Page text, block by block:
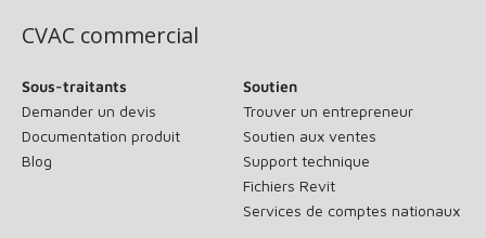
CVAC commercial
Sous-traitants
Demander un devis
Documentation produit
Blog
Soutien
Trouver un entrepreneur
Soutien aux ventes
Support technique
Fichiers Revit
Services de comptes nationaux